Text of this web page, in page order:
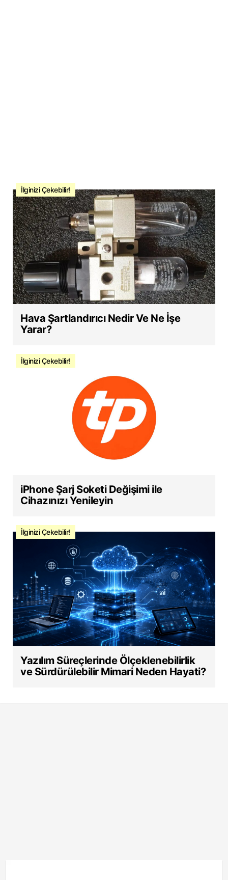
İlginizi Çekebilir!
Hava Şartlandırıcı Nedir Ve Ne İşe
Yarar?
İlginizi Çekebilir!
iPhone Şarj Soketi Değişimi ile
Cihazınızı Yenileyin
İlginizi Çekebilir!
Yazılım Süreçlerinde Ölçeklenebilirlik
ve Sürdürülebilir Mimari Neden Hayati?